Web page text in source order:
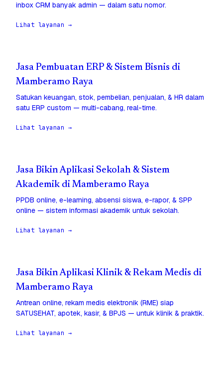
inbox CRM banyak admin — dalam satu nomor.
Lihat layanan →
Jasa Pembuatan ERP & Sistem Bisnis di
Mamberamo Raya
Satukan keuangan, stok, pembelian, penjualan, & HR dalam
satu ERP custom — multi-cabang, real-time.
Lihat layanan →
Jasa Bikin Aplikasi Sekolah & Sistem
Akademik di Mamberamo Raya
PPDB online, e-learning, absensi siswa, e-rapor, & SPP
online — sistem informasi akademik untuk sekolah.
Lihat layanan →
Jasa Bikin Aplikasi Klinik & Rekam Medis di
Mamberamo Raya
Antrean online, rekam medis elektronik (RME) siap
SATUSEHAT, apotek, kasir, & BPJS — untuk klinik & praktik.
Lihat layanan →